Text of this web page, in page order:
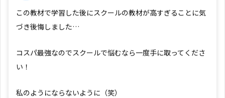
この教材で学習した後にスクールの教材が高すぎることに気
づき後悔しました…
コスパ最強なのでスクールで悩むなら一度手に取ってくださ
い！
私のようにならないように（笑）